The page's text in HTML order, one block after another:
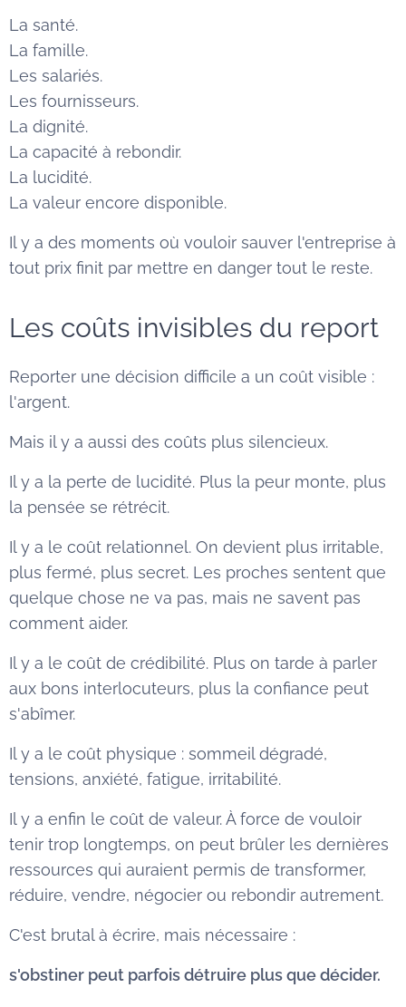
La santé.
La famille.
Les salariés.
Les fournisseurs.
La dignité.
La capacité à rebondir.
La lucidité.
La valeur encore disponible.
Il y a des moments où vouloir sauver l'entreprise à
tout prix finit par mettre en danger tout le reste.
Les coûts invisibles du report
Reporter une décision difficile a un coût visible :
l'argent.
Mais il y a aussi des coûts plus silencieux.
Il y a la perte de lucidité. Plus la peur monte, plus
la pensée se rétrécit.
Il y a le coût relationnel. On devient plus irritable,
plus fermé, plus secret. Les proches sentent que
quelque chose ne va pas, mais ne savent pas
comment aider.
Il y a le coût de crédibilité. Plus on tarde à parler
aux bons interlocuteurs, plus la confiance peut
s'abîmer.
Il y a le coût physique : sommeil dégradé,
tensions, anxiété, fatigue, irritabilité.
Il y a enfin le coût de valeur. À force de vouloir
tenir trop longtemps, on peut brûler les dernières
ressources qui auraient permis de transformer,
réduire, vendre, négocier ou rebondir autrement.
C'est brutal à écrire, mais nécessaire :
s'obstiner peut parfois détruire plus que décider.